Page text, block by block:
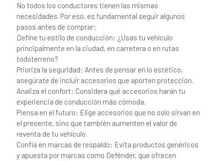
No todos los conductores tienen las mismas
necesidades. Por eso, es fundamental seguir algunos
pasos antes de comprar:
Define tu estilo de conducción: ¿Usas tu vehículo
principalmente en la ciudad, en carretera o en rutas
todoterreno?
Prioriza la seguridad: Antes de pensar en lo estético,
asegúrate de incluir accesorios que aporten protección.
Analiza el confort: Considera qué accesorios harán tu
experiencia de conducción más cómoda.
Piensa en el futuro: Elige accesorios que no solo sirvan en
el presente, sino que también aumenten el valor de
reventa de tu vehículo.
Confía en marcas de respaldo: Evita productos genéricos
y apuesta por marcas como Defénder, que ofrecen